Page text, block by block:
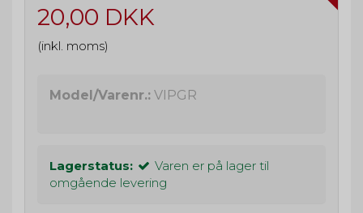
20,00 DKK
(inkl. moms)
Model/Varenr.: VIPGR
Lagerstatus:
Varen er på lager til
omgående levering